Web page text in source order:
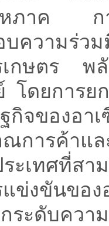
หภาค กา
ความร่ว
เกษตร
โดยการย
กิจของอา
ณการค้าแ
ระเทศที่
ข่งขันขอ
ระดับควา